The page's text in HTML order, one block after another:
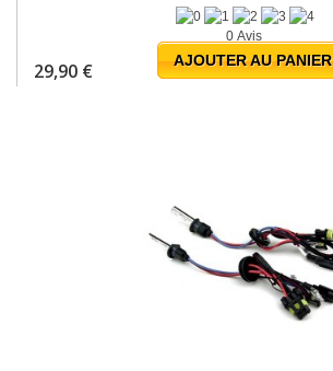
0 Avis
29,90 € AJOUTER AU PANIER